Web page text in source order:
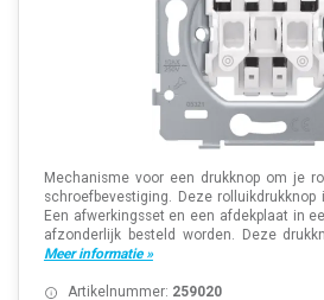
Mechanisme voor een drukknop om je
schroefbevestiging. Deze
Een afwerkingsset en een afdekplaat in
afzonderlijk besteld worden. Deze
Meer informatie »
Artikelnummer: 259020